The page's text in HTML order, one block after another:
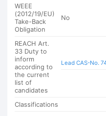
WEEE
(2012/19/EU)
Take-Back
Obligation
No
REACH Art.
33 Duty to
inform
according to
the current
list of
candidates
Lead CAS-No.
Classifications